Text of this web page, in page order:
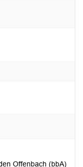
Offenbach (bbA)